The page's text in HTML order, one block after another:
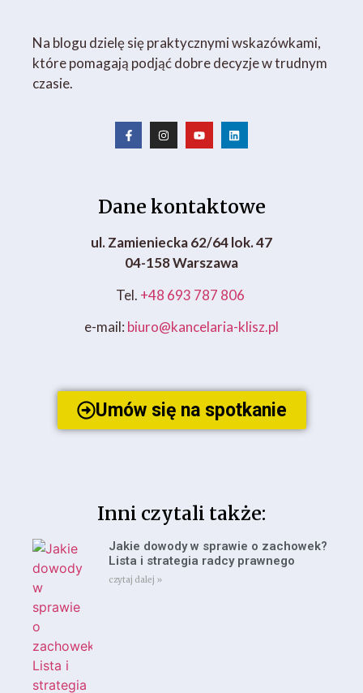
Na blogu dzielę się praktycznymi wskazówkami,
które pomagają podjąć dobre decyzje w trudnym
czasie.
Dane kontaktowe
ul. Zamieniecka 62/64 lok. 47
04-158 Warszawa
Tel. +48 693 787 806
e-mail: biuro@kancelaria-klisz.pl
Umów się na spotkanie
Inni czytali także:
Jakie dowody w sprawie o zachowek?
Lista i strategia radcy prawnego
czytaj dalej »